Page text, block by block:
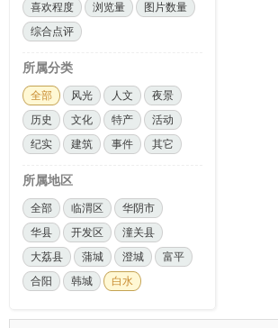
喜欢程度
浏览量
图片数量
综合点评
所属分类
全部 风光 人文
夜景
历史
文化 特产
活动
纪实
建筑 事件 其它
所属地区
全部 临渭区
华阴市
华县
开发区
潼关县
大荔县
蒲城 澄城
富平
合阳
韩城 白水